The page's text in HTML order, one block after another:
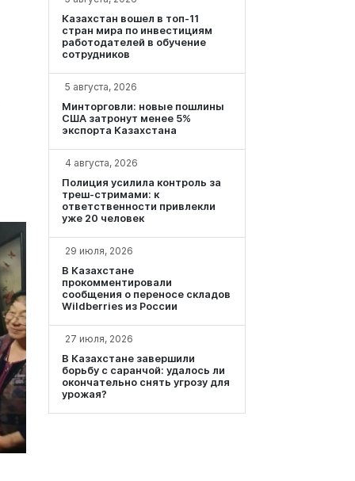
Казахстан вошел в топ-11
стран мира по инвестициям
работодателей в обучение
сотрудников
5 августа, 2026
Минторговли: новые пошлины
США затронут менее 5%
экспорта Казахстана
4 августа, 2026
Полиция усилила контроль за
треш-стримами: к
ответственности привлекли
уже 20 человек
29 июля, 2026
В Казахстане
прокомментировали
сообщения о переносе складов
Wildberries из России
27 июля, 2026
В Казахстане завершили
борьбу с саранчой: удалось ли
окончательно снять угрозу для
урожая?